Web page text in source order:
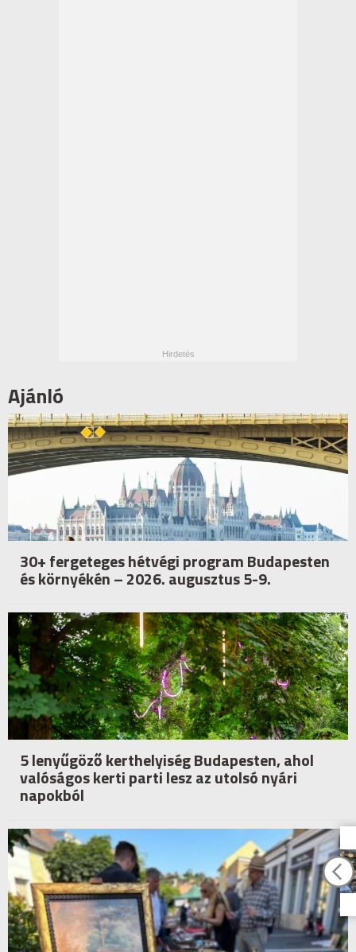
Ajánló
30+ fergeteges hétvégi program Budapesten
és környékén – 2026. augusztus 5-9.
5 lenyűgöző kerthelyiség Budapesten, ahol
valóságos kerti parti lesz az utolsó nyári
napokból